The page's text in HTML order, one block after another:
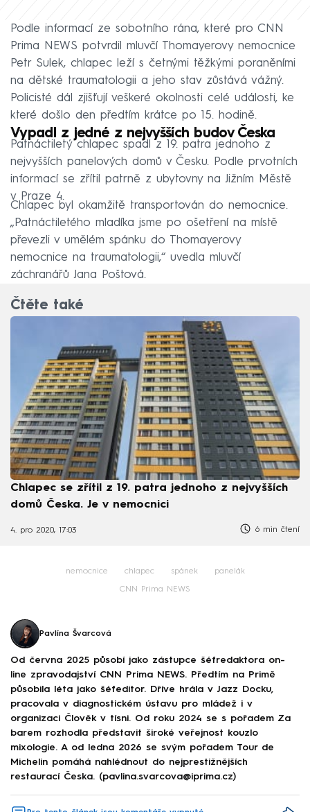
Podle informací ze sobotního rána, které pro CNN
Prima NEWS potvrdil mluvčí Thomayerovy nemocnice
Petr Sulek, chlapec leží s četnými těžkými poraněními
na dětské traumatologii a jeho stav zůstává vážný.
Policisté dál zjišťují veškeré okolnosti celé události, ke
které došlo den předtím krátce po 15. hodině.
Vypadl z jedné z nejvyšších budov Česka
Patnáctiletý chlapec spadl z 19. patra jednoho z
nejvyšších panelových domů v Česku. Podle prvotních
informací se zřítil patrně z ubytovny na Jižním Městě
v Praze 4.
Chlapec byl okamžitě transportován do nemocnice.
„Patnáctiletého mladíka jsme po ošetření na místě
převezli v umělém spánku do Thomayerovy
nemocnice na traumatologii,“ uvedla mluvčí
záchranářů Jana Poštová.
Čtěte také
Chlapec se zřítil z 19. patra jednoho z nejvyšších
domů Česka. Je v nemocnici
4. pro 2020, 17:03 6 min čtení
nemocnice chlapec spánek panelák
CNN Prima NEWS
Pavlína Švarcová
Od června 2025 působí jako zástupce šéfredaktora on-
line zpravodajství CNN Prima NEWS. Předtím na Primě
působila léta jako šéfeditor. Dříve hrála v Jazz Docku,
pracovala v diagnostickém ústavu pro mládež i v
organizaci Člověk v tísni. Od roku 2024 se s pořadem Za
barem rozhodla představit široké veřejnost kouzlo
mixologie. A od ledna 2026 se svým pořadem Tour de
Michelin pomáhá nahlédnout do nejprestižnějších
restaurací Česka. (pavlina.svarcova@iprima.cz)